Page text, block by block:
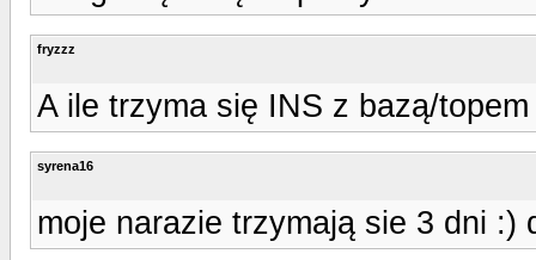
fryzzz
A ile trzyma się INS z bazą/
syrena16
moje narazie trzymają sie 3 dni :)